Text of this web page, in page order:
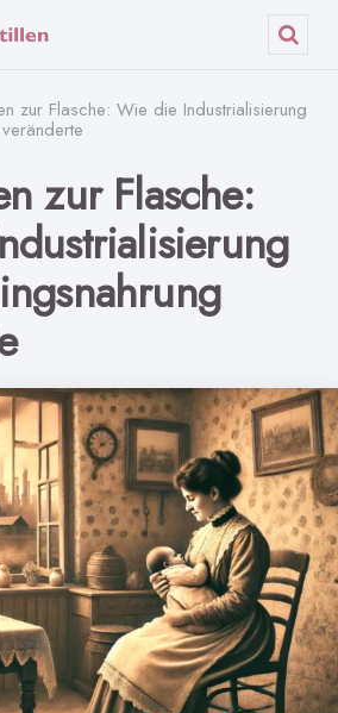
zur Flasche: Wie die Industrialisierung
zur Flasche: